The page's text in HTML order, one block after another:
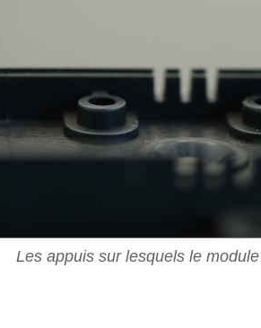
Les appuis sur lesquels le